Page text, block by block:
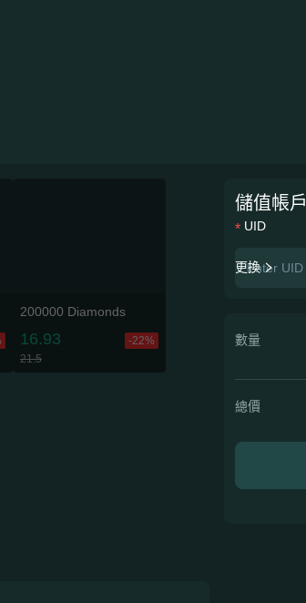
200000 Diamonds
16.93
-22%
21.5
儲值帳戶
UID
更換
數量
總價